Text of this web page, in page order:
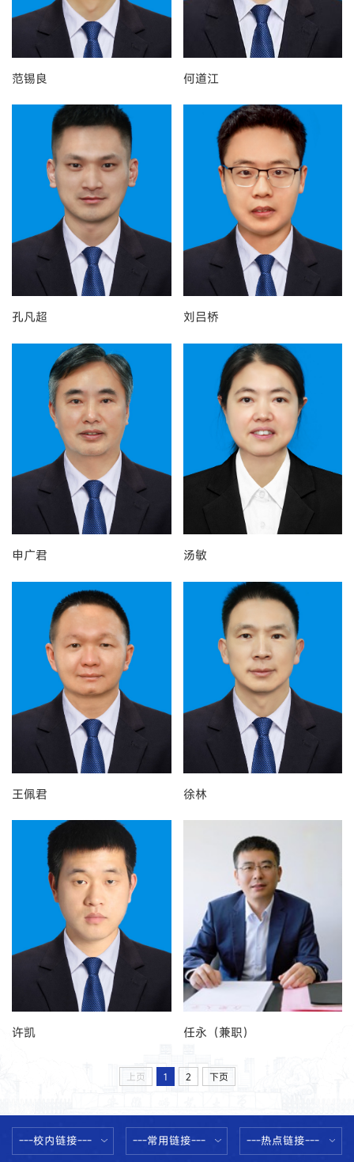
范锡良 何道江
孔凡超 刘吕桥
申广君 汤敏
王佩君 徐林
许凯 任永（兼职）
上页 1 2 下页
---校内链接--- ---常用链接--- ---热点链接---